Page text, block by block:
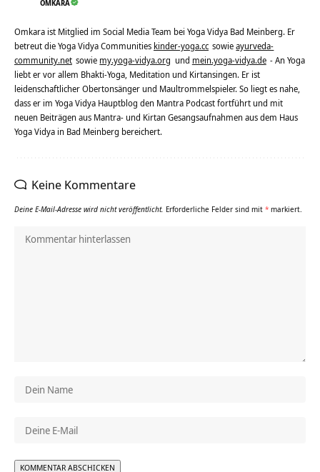
OMKARA
Omkara ist Mitglied im Social Media Team bei Yoga Vidya Bad Meinberg. Er
betreut die Yoga Vidya Communities kinder-yoga.cc sowieayurveda-
community.net sowie my.yoga-vidya.org und mein.yoga-vidya.de - An Yoga
liebt er vor allem Bhakti-Yoga, Meditation und Kirtansingen. Er ist
leidenschaftlicher Obertonsänger und Maultrommelspieler. So liegt es nahe,
dass er im Yoga Vidya Hauptblog den Mantra Podcast fortführt und mit
neuen Beiträgen aus Mantra- und Kirtan Gesangsaufnahmen aus dem Haus
Yoga Vidya in Bad Meinberg bereichert.
Keine Kommentare
Deine E-Mail-Adresse wird nicht veröffentlicht. Erforderliche Felder sind mit * markiert.